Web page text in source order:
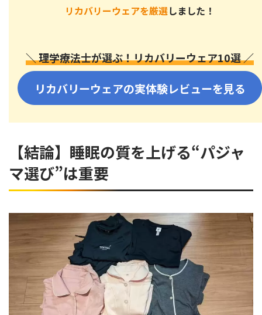
リカバリーウェアを厳選しました！
＼ 理学療法士が選ぶ！リカバリーウェア10選 ／
リカバリーウェアの実体験レビューを見る
【結論】睡眠の質を上げる“パジャ
マ選び”は重要